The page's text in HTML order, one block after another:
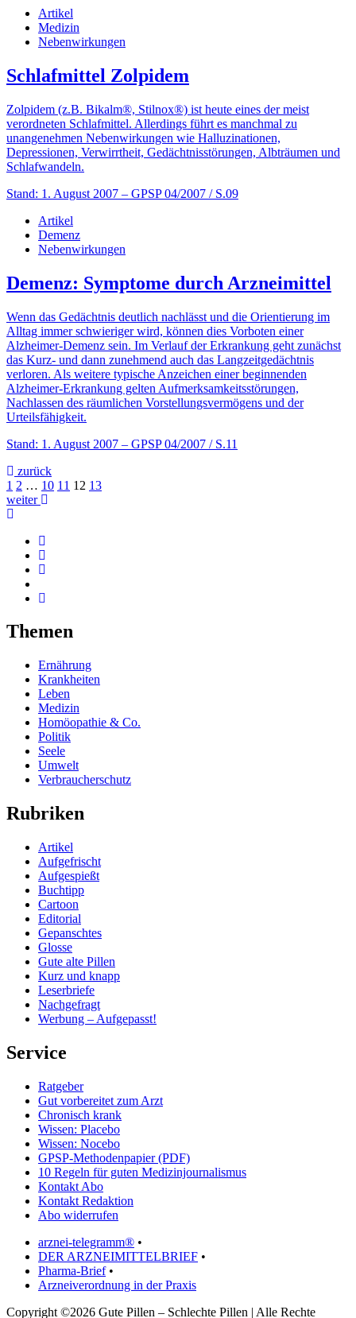
Artikel
Medizin
Nebenwirkungen
Schlafmittel Zolpidem
Zolpidem (z.B. Bikalm®, Stilnox®) ist heute eines der meist
verordneten Schlafmittel. Allerdings führt es manchmal zu
unangenehmen Nebenwirkungen wie Halluzinationen,
Depressionen, Verwirrtheit, Gedächtnis­­störungen, Alb­­träumen und
Schlafwandeln.
Stand: 1. August 2007 – GPSP 04/2007 / S.09
Artikel
Demenz
Nebenwirkungen
Demenz: Symptome durch Arzneimittel
Wenn das Gedächtnis deutlich nachlässt und die Orientierung im
Alltag immer schwieriger wird, können dies Vorboten einer
Alzheimer-Demenz sein. Im Verlauf der Erkrankung geht zunächst
das Kurz- und dann zunehmend auch das Langzeitgedächtnis
verloren. Als weitere typische Anzeichen einer beginnenden
Alzheimer-Erkrankung gelten Aufmerksamkeitsstörungen,
Nachlassen des räumlichen Vorstellungsvermögens und der
Urteilsfähigkeit.
Stand: 1. August 2007 – GPSP 04/2007 / S.11
zurück
1 2 … 10 11 12 13
weiter
Themen
Ernährung
Krankheiten
Leben
Medizin
Homöopathie & Co.
Politik
Seele
Umwelt
Verbraucherschutz
Rubriken
Artikel
Aufgefrischt
Aufgespießt
Buchtipp
Cartoon
Editorial
Gepanschtes
Glosse
Gute alte Pillen
Kurz und knapp
Leserbriefe
Nachgefragt
Werbung – Aufgepasst!
Service
Ratgeber
Gut vorbereitet zum Arzt
Chronisch krank
Wissen: Placebo
Wissen: Nocebo
GPSP-Methodenpapier (PDF)
10 Regeln für guten Medizinjournalismus
Kontakt Abo
Kontakt Redaktion
Abo widerrufen
arznei-telegramm® •
DER ARZNEIMITTELBRIEF •
Pharma-Brief•
Arzneiverordnung in der Praxis
Copyright ©2026 Gute Pillen – Schlechte Pillen | Alle Rechte